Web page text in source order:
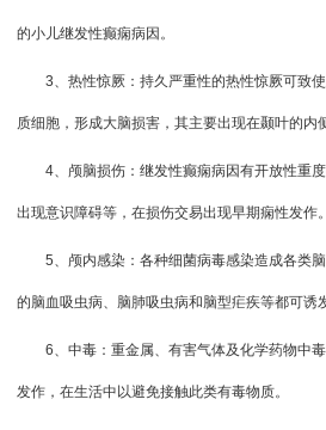
的小儿继发性癫痫病因。
3、热性惊厥：持久严重性的热性惊厥可致
质细胞，形成大脑损害，其主要出现在颞叶的内
4、颅脑损伤：继发性癫痫病因有开放性重
出现意识障碍等，在损伤交易出现早期痫性发作。
5、颅内感染：各种细菌病毒感染造成各类
的脑血吸虫病、脑肺吸虫病和脑型疟疾等都可诱
6、中毒：重金属、有害气体及化学药物中
发作，在生活中以避免接触此类有毒物质。